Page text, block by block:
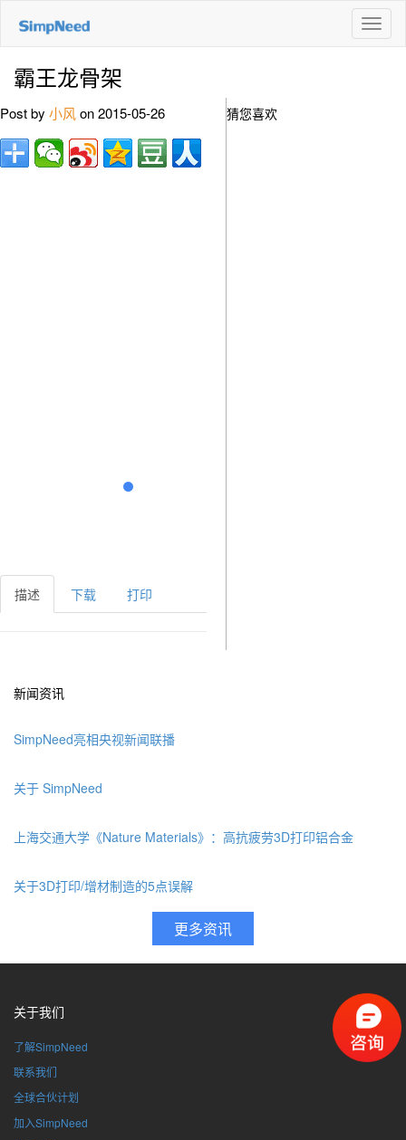
切
换
霸王龙骨架
Post by 小风 on 2015-05-26
描述 下载 打印
猜您喜欢
新闻资讯
SimpNeed亮相央视新闻联播
关于 SimpNeed
上海交通大学《Nature Materials》：高抗疲劳3D打印铝合金
关于3D打印/增材制造的5点误解
关于我们
了解SimpNeed
联系我们
全球合伙计划
加入SimpNeed